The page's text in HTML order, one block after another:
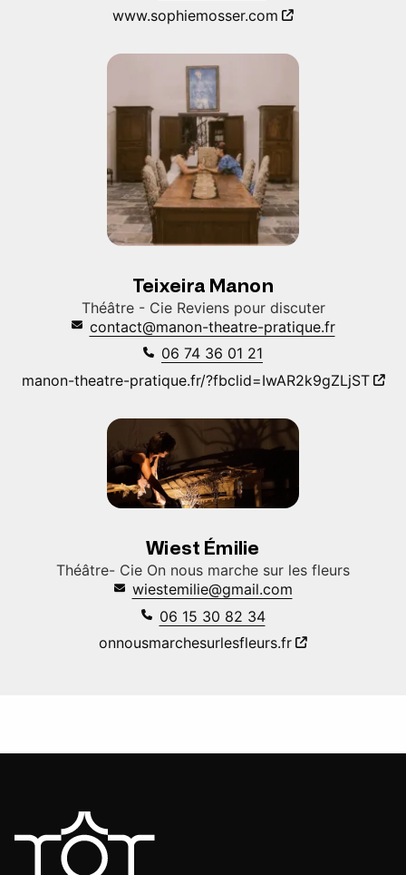
www.sophiemosser.com
Teixeira Manon
Théâtre - Cie Reviens pour discuter
contact@manon-theatre-pratique.fr
06 74 36 01 21
manon-theatre-pratique.fr/?fbclid=IwAR2k9gZLjST
Wiest Émilie
Théâtre- Cie On nous marche sur les fleurs
wiestemilie@gmail.com
06 15 30 82 34
onnousmarchesurlesfleurs.fr